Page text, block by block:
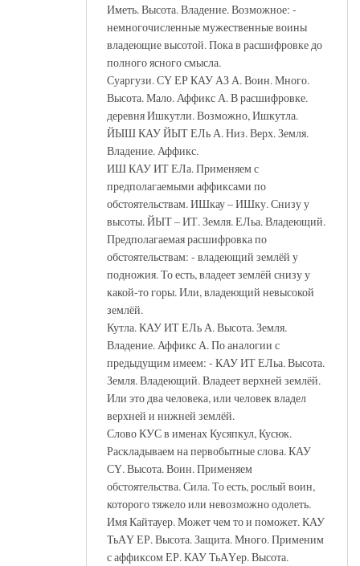
Иметь. Высота. Владение. Возможное: -
немногочисленные мужественные воины
владеющие высотой. Пока в расшифровке до
полного ясного смысла.
Суаргузи. СҮ ЕР КАУ АЗ А. Воин. Много.
Высота. Мало. Аффикс А. В расшифровке.
деревня Ишкутли. Возможно, Ишкутла.
ЙЫШ КАУ ЙЫТ ЕЛь А. Низ. Верх. Земля.
Владение. Аффикс.
ИШ КАУ ИТ ЕЛа. Применяем с
предполагаемыми аффиксами по
обстоятельствам. ИШкау – ИШку. Снизу у
высоты. ЙЫТ – ИТ. Земля. ЕЛьа. Владеющий.
Предполагаемая расшифровка по
обстоятельствам: - владеющий землёй у
подножия. То есть, владеет землёй снизу у
какой-то горы. Или, владеющий невысокой
землёй.
Кутла. КАУ ИТ ЕЛь А. Высота. Земля.
Владение. Аффикс А. По аналогии с
предыдущим имеем: - КАУ ИТ ЕЛьа. Высота.
Земля. Владеющий. Владеет верхней землёй.
Или это два человека, или человек владел
верхней и нижней землёй.
Слово КУС в именах Кусяпкул, Кусюк.
Раскладываем на первобытные слова. КАУ
СҮ. Высота. Воин. Применяем
обстоятельства. Сила. То есть, рослый воин,
которого тяжело или невозможно одолеть.
Имя Кайтауер. Может чем то и поможет. КАУ
ТьАҮ ЕР. Высота. Защита. Много. Применим
с аффиксом ЕР. КАУ ТьАҮер. Высота.